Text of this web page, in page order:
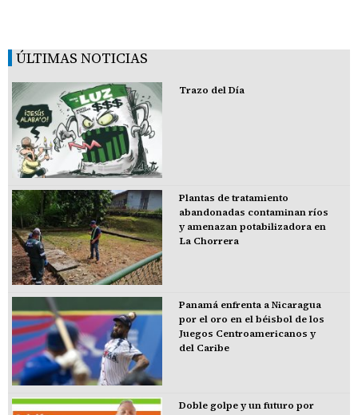
ÚLTIMAS NOTICIAS
Trazo del Día
Plantas de tratamiento
abandonadas contaminan ríos
y amenazan potabilizadora en
La Chorrera
Panamá enfrenta a Nicaragua
por el oro en el béisbol de los
Juegos Centroamericanos y
del Caribe
Doble golpe y un futuro por